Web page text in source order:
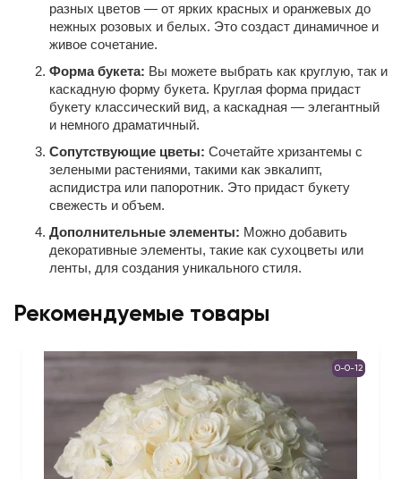
разных цветов — от ярких красных и оранжевых до
нежных розовых и белых. Это создаст динамичное и
живое сочетание.
Форма букета: Вы можете выбрать как круглую, так и
каскадную форму букета. Круглая форма придаст
букету классический вид, а каскадная — элегантный
и немного драматичный.
Сопутствующие цветы: Сочетайте хризантемы с
зелеными растениями, такими как эвкалипт,
аспидистра или папоротник. Это придаст букету
свежесть и объем.
Дополнительные элементы: Можно добавить
декоративные элементы, такие как сухоцветы или
ленты, для создания уникального стиля.
Рекомендуемые товары
0-0-12